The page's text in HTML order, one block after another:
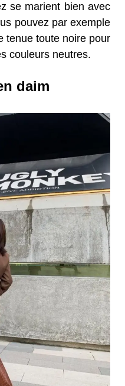
se marient bien avec
pouvez par exemple
tenue toute noire pour
couleurs neutres.
daim